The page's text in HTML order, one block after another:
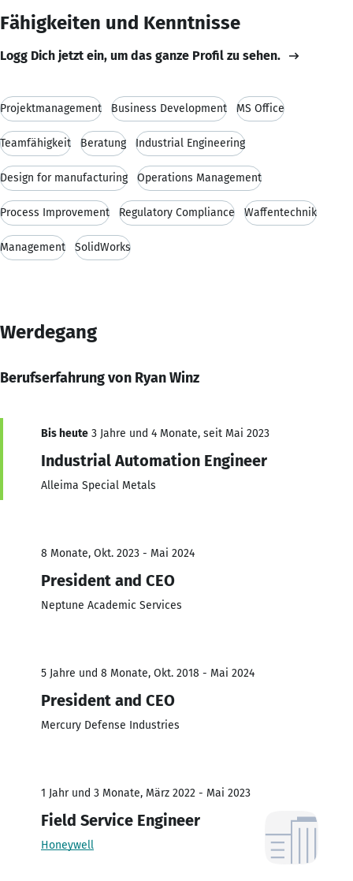
Fähigkeiten und Kenntnisse
Logg Dich jetzt ein, um das ganze Profil zu sehen.
Projektmanagement Business Development MS Office
Teamfähigkeit Beratung Industrial Engineering
Design for manufacturing Operations Management
Process Improvement Regulatory Compliance Waffentechnik
Management SolidWorks
Werdegang
Berufserfahrung von Ryan Winz
Bis heute 3 Jahre und 4 Monate, seit Mai 2023
Industrial Automation Engineer
Alleima Special Metals
8 Monate, Okt. 2023 - Mai 2024
President and CEO
Neptune Academic Services
5 Jahre und 8 Monate, Okt. 2018 - Mai 2024
President and CEO
Mercury Defense Industries
1 Jahr und 3 Monate, März 2022 - Mai 2023
Field Service Engineer
Honeywell